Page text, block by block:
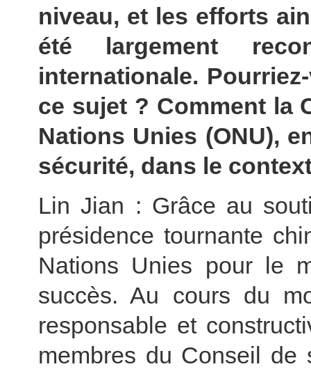
niveau, et les efforts
été largement
internationale.
ce sujet ? Comment la
Nations Unies (ONU),
sécurité, dans le
Lin Jian : Grâce au
présidence tournante
Nations Unies pour le
succès. Au cours du
responsable et
membres du Conseil de